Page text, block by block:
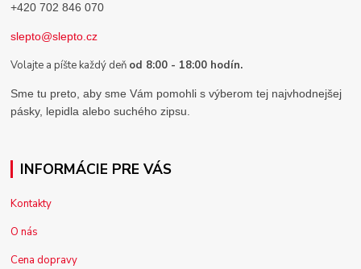
+420 702 846 070
slepto@slepto.cz
Volajte a píšte každý deň od 8:00 - 18:00 hodín.
Sme tu preto, aby sme Vám pomohli s výberom tej najvhodnejšej
pásky, lepidla alebo suchého zipsu.
INFORMÁCIE PRE VÁS
Kontakty
O nás
Cena dopravy